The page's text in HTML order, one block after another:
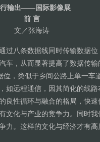
输出——国际影像展
前 言
文／张海涛
过八条数据线同时传输数据
车，从而显著提高了数据传输
位，类似于乡间公路上单一车
如远程通信，因其简化的线
良性循环与融合的格局，快
文化与产业的竞争力。同时
力。这样的文化与经济才有高